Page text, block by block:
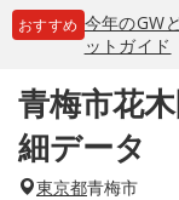
おすすめ 今年のGW
ットガイド
青梅市花
細データ
東京都青梅市